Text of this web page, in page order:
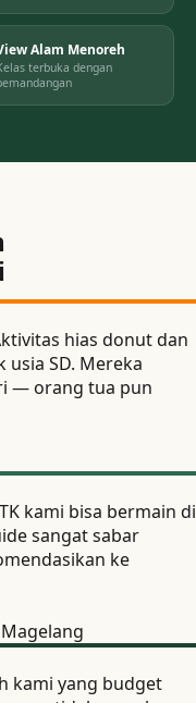
Alam Menoreh
terbuka dengan
hias donut dan
SD. Mereka
— orang tua pun
kami bisa bermain di
sangat sabar
ke
kami yang budget